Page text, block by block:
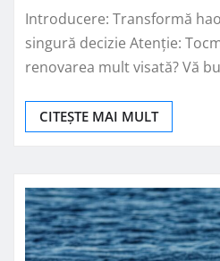
Introducere: Transformă
singură decizie Atenție:
renovarea mult visată? Vă
CITEȘTE MAI MULT